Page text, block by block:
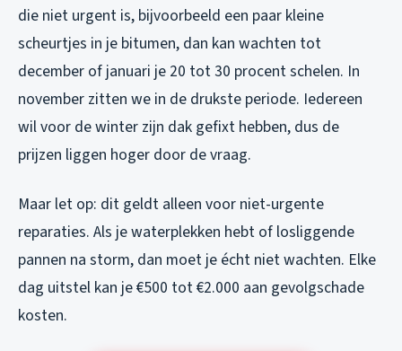
die niet urgent is, bijvoorbeeld een paar kleine
scheurtjes in je bitumen, dan kan wachten tot
december of januari je 20 tot 30 procent schelen. In
november zitten we in de drukste periode. Iedereen
wil voor de winter zijn dak gefixt hebben, dus de
prijzen liggen hoger door de vraag.
Maar let op: dit geldt alleen voor niet-urgente
reparaties. Als je waterplekken hebt of losliggende
pannen na storm, dan moet je écht niet wachten. Elke
dag uitstel kan je €500 tot €2.000 aan gevolgschade
kosten.